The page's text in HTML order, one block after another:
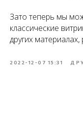
Зато теперь мы
классические
других
2022-12-07 15:31